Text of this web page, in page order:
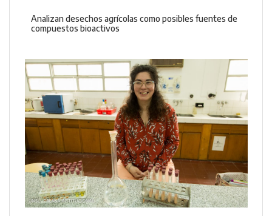
Analizan desechos agrícolas como posibles fuentes de
compuestos bioactivos